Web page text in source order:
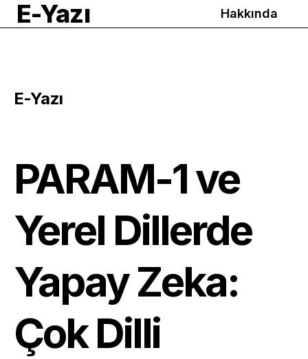
E-Yazı Hakkında
E-Yazı
PARAM-1 ve
Yerel Dillerde
Yapay Zeka:
Çok Dilli